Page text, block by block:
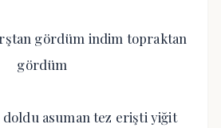
gördüm indim topraktan
gördüm
asuman tez erişti yiğit